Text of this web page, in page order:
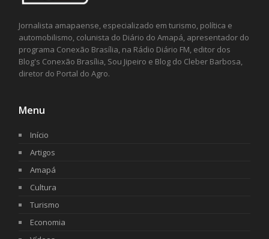
Jornalista amapaense, especializado em turismo, política e
automobilismo, colunista do Diário do Amapá, apresentador do
programa Conexão Brasília, na Rádio Diário FM, editor dos
Blog's Conexão Brasília, Sou Jipeiro e Blog do Cleber Barbosa,
diretor do Portal do Agro.
Menu
Início
Artigos
Amapá
Cultura
Turismo
Economia